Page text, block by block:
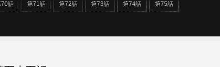
70話 第71話 第72話 第73話 第74話 第75話